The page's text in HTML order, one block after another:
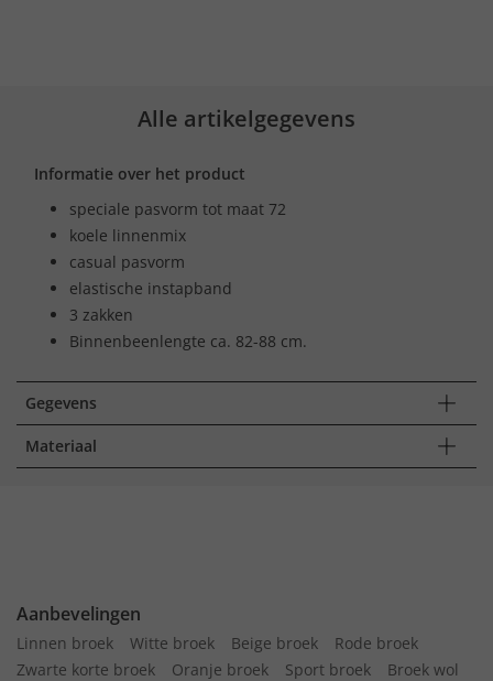
Alle artikelgegevens
Informatie over het product
speciale pasvorm tot maat 72
koele linnenmix
casual pasvorm
elastische instapband
3 zakken
Binnenbeenlengte ca. 82-88 cm.
Gegevens
Materiaal
Aanbevelingen
Linnen broek Witte broek Beige broek
Rode broek
Zwarte korte broek
Oranje broek Sport broek
Broek wol